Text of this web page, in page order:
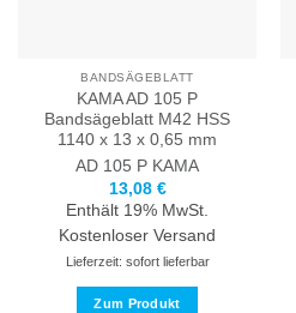
gewählt
werden
BANDSÄGEBLATT
KAMA AD 105 P
Bandsägeblatt M42 HSS
1140 x 13 x 0,65 mm
AD 105 P KAMA
13,08 €
Enthält 19% MwSt.
Kostenloser Versand
Lieferzeit: sofort lieferbar
Zum Produkt